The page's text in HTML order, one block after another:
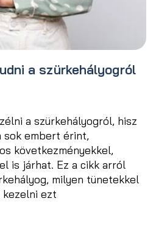
a szürkehályogról
a szürkehályogról, hisz
sok embert érint,
következményekkel,
is járhat. Ez a cikk arról
milyen tünetekkel
kezelni ezt